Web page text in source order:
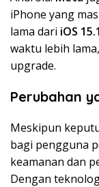
iPhone yang
lama dari iOS 15.1
waktu lebih
upgrade.
Perubahan
Meskipun
bagi pengguna
keamanan dan
Dengan